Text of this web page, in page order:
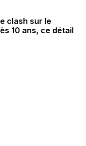
clash sur le
10 ans, ce détail